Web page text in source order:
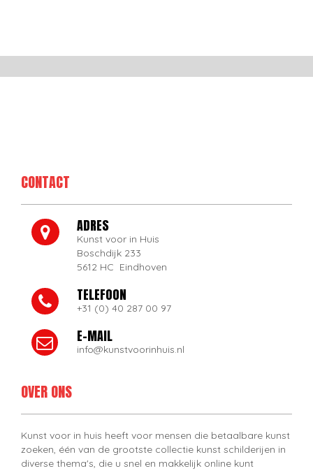
CONTACT
ADRES
Kunst voor in Huis
Boschdijk 233
5612 HC Eindhoven
TELEFOON
+31 (0) 40 287 00 97
E-MAIL
info@kunstvoorinhuis.nl
OVER ONS
Kunst voor in huis heeft voor mensen die betaalbare kunst
zoeken, één van de grootste collectie kunst schilderijen in
diverse thema's, die u snel en makkelijk online kunt